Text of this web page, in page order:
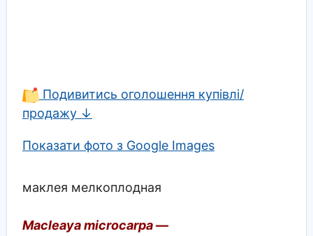
Подивитись оголошення купівлі/
продажу ↓
Показати фото з Google Images
маклея мелкоплодная
Macleaya microcarpa —